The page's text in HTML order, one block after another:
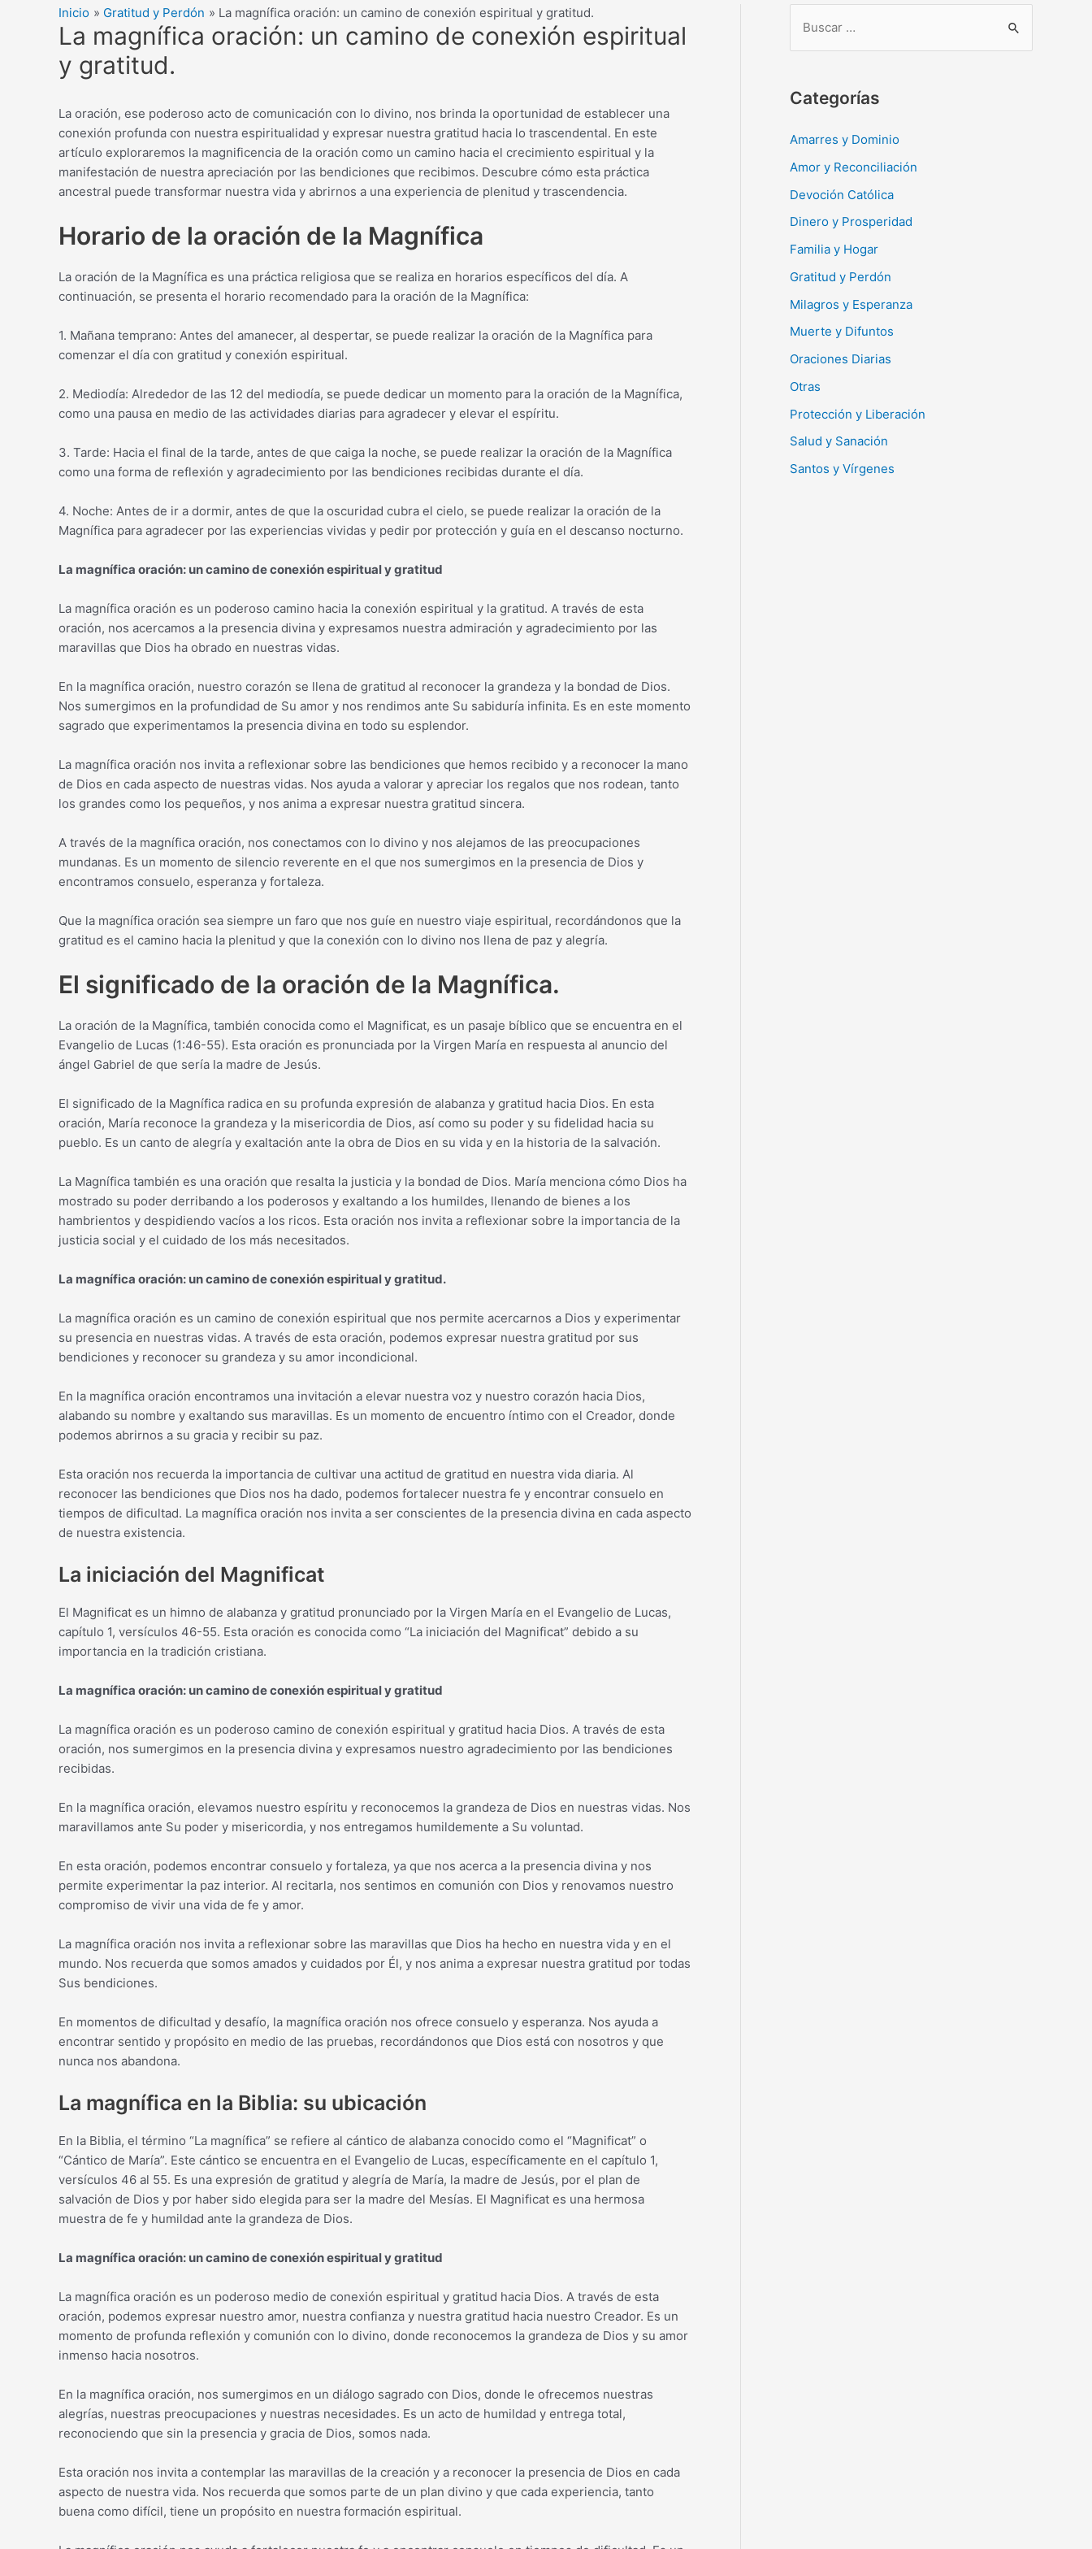
Inicio Gratitud y Perdón La magnífica oración: un camino de conexión espiritual y gratitud.
La magnífica oración: un camino de conexión espiritual
y gratitud.
La oración, ese poderoso acto de comunicación con lo divino, nos brinda la oportunidad de establecer una
conexión profunda con nuestra espiritualidad y expresar nuestra gratitud hacia lo trascendental. En este
artículo exploraremos la magnificencia de la oración como un camino hacia el crecimiento espiritual y la
manifestación de nuestra apreciación por las bendiciones que recibimos. Descubre cómo esta práctica
ancestral puede transformar nuestra vida y abrirnos a una experiencia de plenitud y trascendencia.
Horario de la oración de la Magnífica
La oración de la Magnífica es una práctica religiosa que se realiza en horarios específicos del día. A
continuación, se presenta el horario recomendado para la oración de la Magnífica:
1. Mañana temprano: Antes del amanecer, al despertar, se puede realizar la oración de la Magnífica para
comenzar el día con gratitud y conexión espiritual.
2. Mediodía: Alrededor de las 12 del mediodía, se puede dedicar un momento para la oración de la Magnífica,
como una pausa en medio de las actividades diarias para agradecer y elevar el espíritu.
3. Tarde: Hacia el final de la tarde, antes de que caiga la noche, se puede realizar la oración de la Magnífica
como una forma de reflexión y agradecimiento por las bendiciones recibidas durante el día.
4. Noche: Antes de ir a dormir, antes de que la oscuridad cubra el cielo, se puede realizar la oración de la
Magnífica para agradecer por las experiencias vividas y pedir por protección y guía en el descanso nocturno.
La magnífica oración: un camino de conexión espiritual y gratitud
La magnífica oración es un poderoso camino hacia la conexión espiritual y la gratitud. A través de esta
oración, nos acercamos a la presencia divina y expresamos nuestra admiración y agradecimiento por las
maravillas que Dios ha obrado en nuestras vidas.
En la magnífica oración, nuestro corazón se llena de gratitud al reconocer la grandeza y la bondad de Dios.
Nos sumergimos en la profundidad de Su amor y nos rendimos ante Su sabiduría infinita. Es en este momento
sagrado que experimentamos la presencia divina en todo su esplendor.
La magnífica oración nos invita a reflexionar sobre las bendiciones que hemos recibido y a reconocer la mano
de Dios en cada aspecto de nuestras vidas. Nos ayuda a valorar y apreciar los regalos que nos rodean, tanto
los grandes como los pequeños, y nos anima a expresar nuestra gratitud sincera.
A través de la magnífica oración, nos conectamos con lo divino y nos alejamos de las preocupaciones
mundanas. Es un momento de silencio reverente en el que nos sumergimos en la presencia de Dios y
encontramos consuelo, esperanza y fortaleza.
Que la magnífica oración sea siempre un faro que nos guíe en nuestro viaje espiritual, recordándonos que la
gratitud es el camino hacia la plenitud y que la conexión con lo divino nos llena de paz y alegría.
El significado de la oración de la Magnífica.
La oración de la Magnífica, también conocida como el Magnificat, es un pasaje bíblico que se encuentra en el
Evangelio de Lucas (1:46-55). Esta oración es pronunciada por la Virgen María en respuesta al anuncio del
ángel Gabriel de que sería la madre de Jesús.
El significado de la Magnífica radica en su profunda expresión de alabanza y gratitud hacia Dios. En esta
oración, María reconoce la grandeza y la misericordia de Dios, así como su poder y su fidelidad hacia su
pueblo. Es un canto de alegría y exaltación ante la obra de Dios en su vida y en la historia de la salvación.
La Magnífica también es una oración que resalta la justicia y la bondad de Dios. María menciona cómo Dios ha
mostrado su poder derribando a los poderosos y exaltando a los humildes, llenando de bienes a los
hambrientos y despidiendo vacíos a los ricos. Esta oración nos invita a reflexionar sobre la importancia de la
justicia social y el cuidado de los más necesitados.
La magnífica oración: un camino de conexión espiritual y gratitud.
La magnífica oración es un camino de conexión espiritual que nos permite acercarnos a Dios y experimentar
su presencia en nuestras vidas. A través de esta oración, podemos expresar nuestra gratitud por sus
bendiciones y reconocer su grandeza y su amor incondicional.
En la magnífica oración encontramos una invitación a elevar nuestra voz y nuestro corazón hacia Dios,
alabando su nombre y exaltando sus maravillas. Es un momento de encuentro íntimo con el Creador, donde
podemos abrirnos a su gracia y recibir su paz.
Esta oración nos recuerda la importancia de cultivar una actitud de gratitud en nuestra vida diaria. Al
reconocer las bendiciones que Dios nos ha dado, podemos fortalecer nuestra fe y encontrar consuelo en
tiempos de dificultad. La magnífica oración nos invita a ser conscientes de la presencia divina en cada aspecto
de nuestra existencia.
La iniciación del Magnificat
El Magnificat es un himno de alabanza y gratitud pronunciado por la Virgen María en el Evangelio de Lucas,
capítulo 1, versículos 46-55. Esta oración es conocida como “La iniciación del Magnificat” debido a su
importancia en la tradición cristiana.
La magnífica oración: un camino de conexión espiritual y gratitud
La magnífica oración es un poderoso camino de conexión espiritual y gratitud hacia Dios. A través de esta
oración, nos sumergimos en la presencia divina y expresamos nuestro agradecimiento por las bendiciones
recibidas.
En la magnífica oración, elevamos nuestro espíritu y reconocemos la grandeza de Dios en nuestras vidas. Nos
maravillamos ante Su poder y misericordia, y nos entregamos humildemente a Su voluntad.
En esta oración, podemos encontrar consuelo y fortaleza, ya que nos acerca a la presencia divina y nos
permite experimentar la paz interior. Al recitarla, nos sentimos en comunión con Dios y renovamos nuestro
compromiso de vivir una vida de fe y amor.
La magnífica oración nos invita a reflexionar sobre las maravillas que Dios ha hecho en nuestra vida y en el
mundo. Nos recuerda que somos amados y cuidados por Él, y nos anima a expresar nuestra gratitud por todas
Sus bendiciones.
En momentos de dificultad y desafío, la magnífica oración nos ofrece consuelo y esperanza. Nos ayuda a
encontrar sentido y propósito en medio de las pruebas, recordándonos que Dios está con nosotros y que
nunca nos abandona.
La magnífica en la Biblia: su ubicación
En la Biblia, el término “La magnífica” se refiere al cántico de alabanza conocido como el “Magnificat” o
“Cántico de María”. Este cántico se encuentra en el Evangelio de Lucas, específicamente en el capítulo 1,
versículos 46 al 55. Es una expresión de gratitud y alegría de María, la madre de Jesús, por el plan de
salvación de Dios y por haber sido elegida para ser la madre del Mesías. El Magnificat es una hermosa
muestra de fe y humildad ante la grandeza de Dios.
La magnífica oración: un camino de conexión espiritual y gratitud
La magnífica oración es un poderoso medio de conexión espiritual y gratitud hacia Dios. A través de esta
oración, podemos expresar nuestro amor, nuestra confianza y nuestra gratitud hacia nuestro Creador. Es un
momento de profunda reflexión y comunión con lo divino, donde reconocemos la grandeza de Dios y su amor
inmenso hacia nosotros.
En la magnífica oración, nos sumergimos en un diálogo sagrado con Dios, donde le ofrecemos nuestras
alegrías, nuestras preocupaciones y nuestras necesidades. Es un acto de humildad y entrega total,
reconociendo que sin la presencia y gracia de Dios, somos nada.
Esta oración nos invita a contemplar las maravillas de la creación y a reconocer la presencia de Dios en cada
aspecto de nuestra vida. Nos recuerda que somos parte de un plan divino y que cada experiencia, tanto
buena como difícil, tiene un propósito en nuestra formación espiritual.
c
r
Categorías
Amarres y Dominio
Amor y Reconciliación
Devoción Católica
Dinero y Prosperidad
Familia y Hogar
Gratitud y Perdón
Milagros y Esperanza
Muerte y Difuntos
Oraciones Diarias
Otras
Protección y Liberación
Salud y Sanación
Santos y Vírgenes